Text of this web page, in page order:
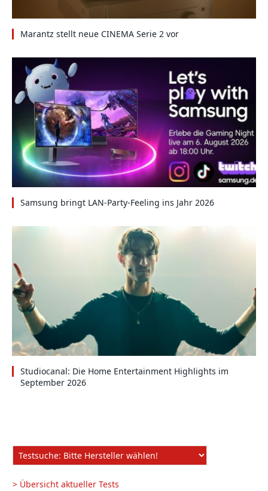
Marantz stellt neue CINEMA Serie 2 vor
Samsung bringt LAN-Party-Feeling ins Jahr 2026
Studiocanal: Die Home Entertainment Highlights im
September 2026
> Übersicht aktueller Tests